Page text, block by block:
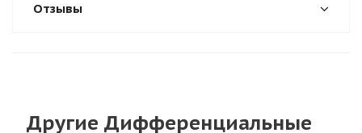
Отзывы
Другие Дифференциальные